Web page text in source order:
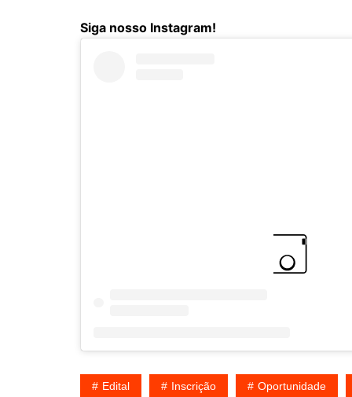
Siga nosso Instagram!
Edital Inscrição Oportunidade